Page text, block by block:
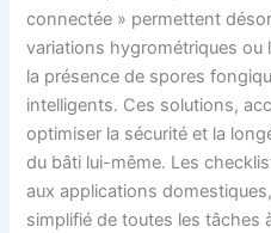
connectée » permettent
variations hygrométriques ou
la présence de spores
intelligents. Ces solutions,
optimiser la sécurité et la
du bâti lui-même. Les
aux applications
simplifié de toutes les tâches